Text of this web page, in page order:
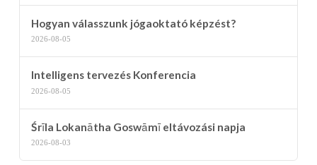
Hogyan válasszunk jógaoktató képzést?
2026-08-05
Intelligens tervezés Konferencia
2026-08-05
Śrīla Lokanātha Goswāmī eltávozási napja
2026-08-03